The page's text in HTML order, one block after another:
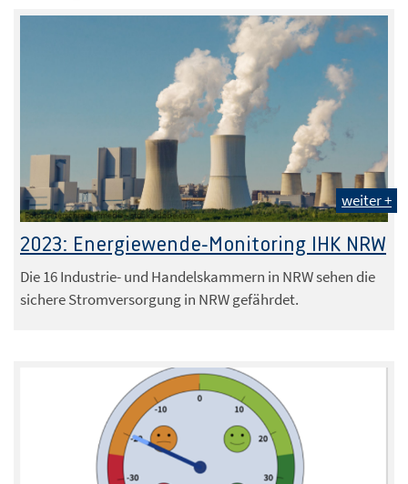
Foto: peterschreiber.media - stock.adobe.com
weiter +
2023: Energiewende-Monitoring IHK NRW
Die 16 Industrie- und Handelskammern in NRW sehen die
sichere Stromversorgung in NRW gefährdet.